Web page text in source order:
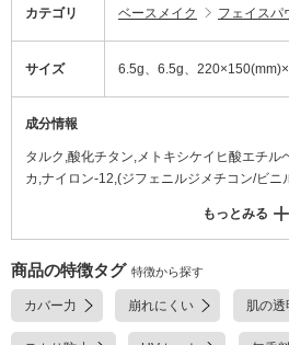
カテゴリ ベースメイク フェイスパ
サイズ 6.5g、6.5g、
成分情報
タルク,酸化チタン,メトキシケイヒ酸エチル
カ,ナイロン-12,(ジフェニルジメチコン/ビニ
セチルヒアルロン酸Na,ヒアルロン酸Na,月
ロキサン,メタクリル酸メチルクロスポリマ
ビタン,ジメチコン,(ビニルジメチコン/メチ
ポリマー,ステアリン酸Mg,ハイドロゲンジメ
トリエトキシカプリリルシラン,塩化亜鉛,ケ
ジステアリルジモニウムクロリド,トコフェ
もっとみる
商品の特徴タグ 特徴から探す
カバー力 崩れにくい 肌の透